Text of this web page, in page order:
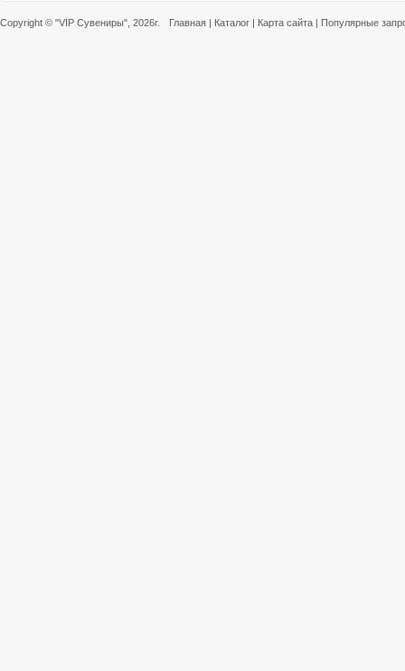
Copyright © "VIP Сувениры" , 2026г. Главная | Каталог | Карта сайта | Популярные